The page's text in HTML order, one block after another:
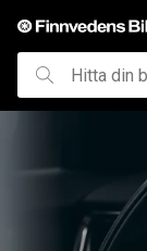
huvudinnehållet
Hitta
din